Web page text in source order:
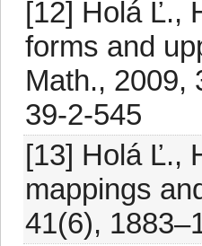
[12] Holá Ľ.,
forms and
Math., 2009,
39-2-545
[13] Holá Ľ.,
mappings
41(6),